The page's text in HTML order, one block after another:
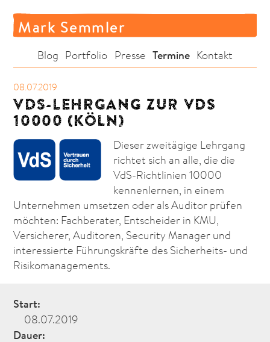
Mark Semmler
Blog Portfolio Presse Termine Kontakt
08.07.2019
VDS-LEHRGANG ZUR VDS
10000 (KÖLN)
Dieser zweitägige Lehrgang
richtet sich an alle, die die
VdS-Richtlinien 10000
kennenlernen, in einem
Unternehmen umsetzen oder als Auditor prüfen
möchten: Fachberater, Entscheider in KMU,
Versicherer, Auditoren, Security Manager und
interessierte Führungskräfte des Sicherheits- und
Risikomanagements.
Start:
08.07.2019
Dauer: